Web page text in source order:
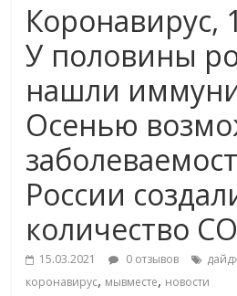
Коронавирус,
У половины
нашли
Осенью
России
количество
15.03.2021 0 отзывов
коронавирус, мывместе, новости